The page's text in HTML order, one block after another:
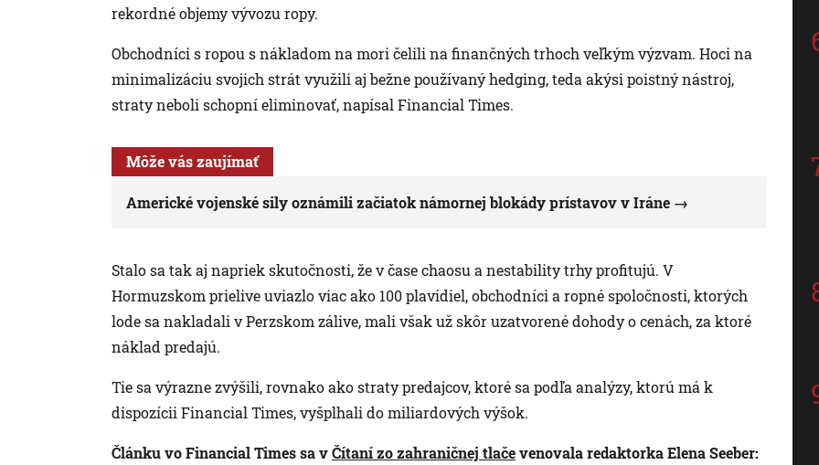
rekordné objemy vývozu ropy.
Obchodníci s ropou s nákladom na mori čelili na finančných trhoch veľkým výzvam. Hoci na
minimalizáciu svojich strát využili aj bežne používaný hedging, teda akýsi poistný nástroj,
straty neboli schopní eliminovať, napísal Financial Times.
Môže vás zaujímať
Americké vojenské sily oznámili začiatok námornej blokády prístavov v Iráne
Stalo sa tak aj napriek skutočnosti, že v čase chaosu a nestability trhy profitujú. V
Hormuzskom prielive uviazlo viac ako 100 plavidiel, obchodníci a ropné spoločnosti, ktorých
lode sa nakladali v Perzskom zálive, mali však už skôr uzatvorené dohody o cenách, za ktoré
náklad predajú.
Tie sa výrazne zvýšili, rovnako ako straty predajcov, ktoré sa podľa analýzy, ktorú má k
dispozícii Financial Times, vyšplhali do miliardových výšok.
Článku vo Financial Times sa vČítaní zo zahraničnej tlačevenovala redaktorka Elena Seeber: